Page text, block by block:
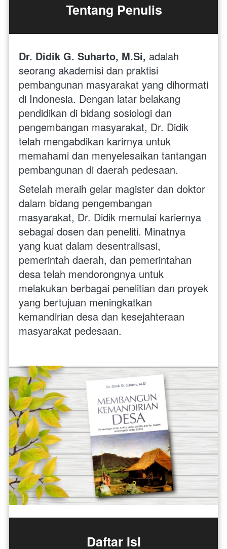
Tentang Penulis
Dr. Didik G. Suharto, M.Si, adalah
seorang akademisi dan praktisi
pembangunan masyarakat yang dihormati
di Indonesia. Dengan latar belakang
pendidikan di bidang sosiologi dan
pengembangan masyarakat, Dr. Didik
telah mengabdikan karirnya untuk
memahami dan menyelesaikan tantangan
pembangunan di daerah pedesaan.
Setelah meraih gelar magister dan doktor
dalam bidang pengembangan
masyarakat, Dr. Didik memulai kariernya
sebagai dosen dan peneliti. Minatnya
yang kuat dalam desentralisasi,
pemerintah daerah, dan pemerintahan
desa telah mendorongnya untuk
melakukan berbagai penelitian dan proyek
yang bertujuan meningkatkan
kemandirian desa dan kesejahteraan
masyarakat pedesaan.
Daftar Isi